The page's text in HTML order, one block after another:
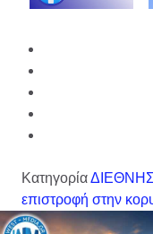
Κατηγορία
επιστροφή στην